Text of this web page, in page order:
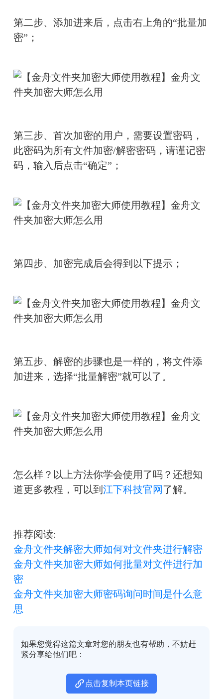
第二步、添加进来后，点击右上角的“批量加
密”；
第三步、首次加密的用户，需要设置密码，
此密码为所有文件加密/解密密码，请谨记密
码，输入后点击“确定”；
第四步、加密完成后会得到以下提示；
第五步、解密的步骤也是一样的，将文件添
加进来，选择“批量解密”就可以了。
怎么样？以上方法你学会使用了吗？还想知
道更多教程，可以到 江下科技官网了解。
推荐阅读:
金舟文件夹解密大师如何对文件夹进行解密
金舟文件夹加密大师如何批量对文件进行加
密
金舟文件夹加密大师密码询问时间是什么意
思
如果您觉得这篇文章对您的朋友也有帮助，不妨赶
紧分享给他们吧：
点击复制本页链接